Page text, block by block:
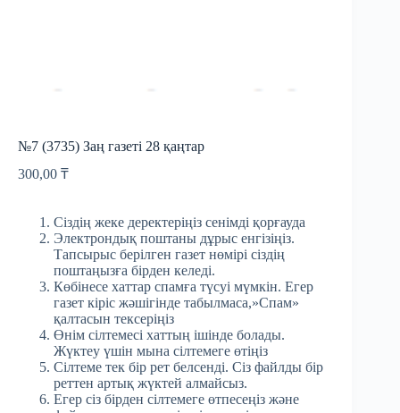
№7 (3735) Заң газеті 28 қаңтар
300,00 ₸
Сіздің жеке деректеріңіз сенімді қорғауда
Электрондық поштаны дұрыс енгізіңіз.
Тапсырыс берілген газет нөмірі сіздің
поштаңызға бірден келеді.
Көбінесе хаттар спамға түсуі мүмкін. Егер
газет кіріс жәшігінде табылмаса,»Спам»
қалтасын тексеріңіз
Өнім сілтемесі хаттың ішінде болады.
Жүктеу үшін мына сілтемеге өтіңіз
Сілтеме тек бір рет белсенді. Сіз файлды бір
реттен артық жүктей алмайсыз.
Егер сіз бірден сілтемеге өтпесеңіз және